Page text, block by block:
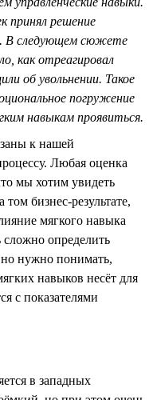
принял решение
В следующем сюжете
как отреагировал
об увольнении. Такое
погружение
навыкам проявиться.
к нашей
Любая оценка
мы хотим увидеть
бизнес-результате,
мягкого навыка
определить
нужно понимать,
навыков несёт для
с показателями
в западных